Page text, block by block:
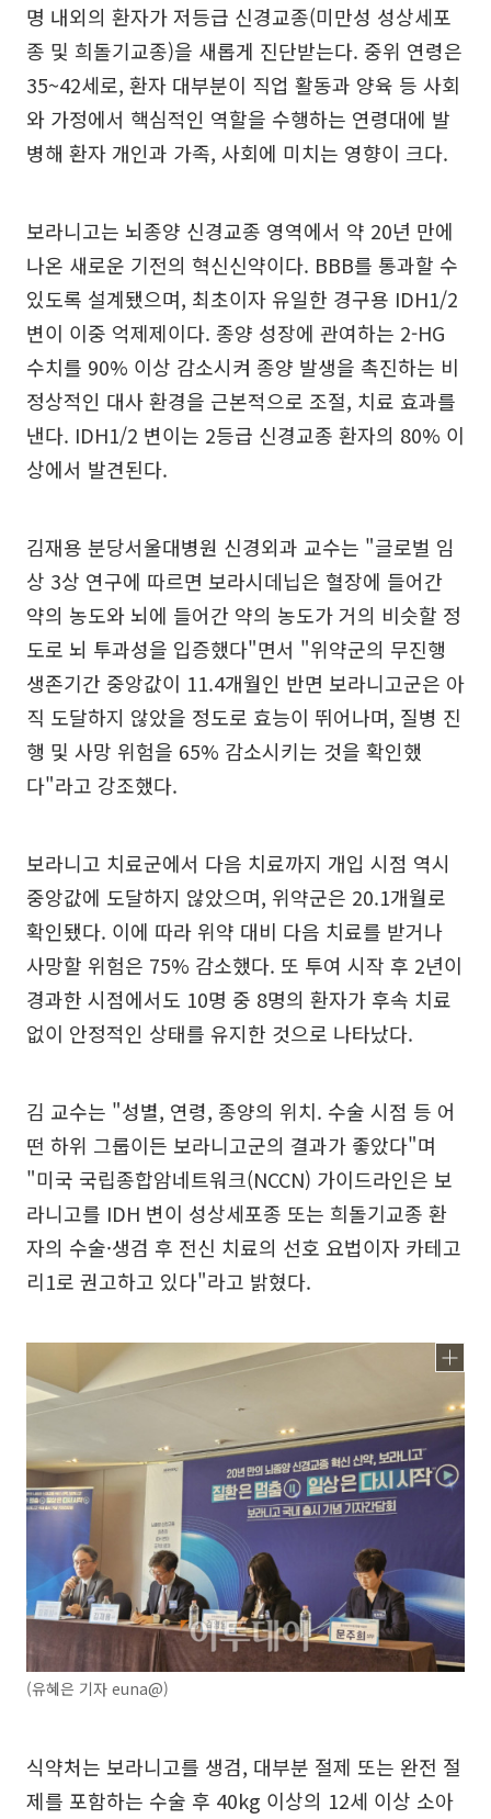
명 내외의 환자가 저등급 신경교종(미만성 성상세포
종 및 희돌기교종)을 새롭게 진단받는다. 중위 연령은
35~42세로, 환자 대부분이 직업 활동과 양육 등 사회
와 가정에서 핵심적인 역할을 수행하는 연령대에 발
병해 환자 개인과 가족, 사회에 미치는 영향이 크다.
보라니고는 뇌종양 신경교종 영역에서 약 20년 만에
나온 새로운 기전의 혁신신약이다. BBB를 통과할 수
있도록 설계됐으며, 최초이자 유일한 경구용 IDH1/2
변이 이중 억제제이다. 종양 성장에 관여하는 2-HG
수치를 90% 이상 감소시켜 종양 발생을 촉진하는 비
정상적인 대사 환경을 근본적으로 조절, 치료 효과를
낸다. IDH1/2 변이는 2등급 신경교종 환자의 80% 이
상에서 발견된다.
김재용 분당서울대병원 신경외과 교수는 "글로벌 임
상 3상 연구에 따르면 보라시데닙은 혈장에 들어간
약의 농도와 뇌에 들어간 약의 농도가 거의 비슷할 정
도로 뇌 투과성을 입증했다"면서 "위약군의 무진행
생존기간 중앙값이 11.4개월인 반면 보라니고군은 아
직 도달하지 않았을 정도로 효능이 뛰어나며, 질병 진
행 및 사망 위험을 65% 감소시키는 것을 확인했
다"라고 강조했다.
보라니고 치료군에서 다음 치료까지 개입 시점 역시
중앙값에 도달하지 않았으며, 위약군은 20.1개월로
확인됐다. 이에 따라 위약 대비 다음 치료를 받거나
사망할 위험은 75% 감소했다. 또 투여 시작 후 2년이
경과한 시점에서도 10명 중 8명의 환자가 후속 치료
없이 안정적인 상태를 유지한 것으로 나타났다.
김 교수는 "성별, 연령, 종양의 위치. 수술 시점 등 어
떤 하위 그룹이든 보라니고군의 결과가 좋았다"며
"미국 국립종합암네트워크(NCCN) 가이드라인은 보
라니고를 IDH 변이 성상세포종 또는 희돌기교종 환
자의 수술·생검 후 전신 치료의 선호 요법이자 카테고
리1로 권고하고 있다"라고 밝혔다.
(유혜은 기자 euna@)
식약처는 보라니고를 생검, 대부분 절제 또는 완전 절
제를 포함하는 수술 후 40kg 이상의 12세 이상 소아